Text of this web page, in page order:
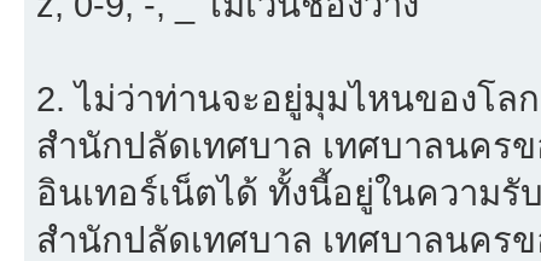
2. ไม่ว่าท่านจะอยู่มุมไหนของโล
สำนักปลัดเทศบาล เทศบาลนคร
อินเทอร์เน็ตได้ ทั้งนี้อยู่ในความ
สำนักปลัดเทศบาล เทศบาลนคร